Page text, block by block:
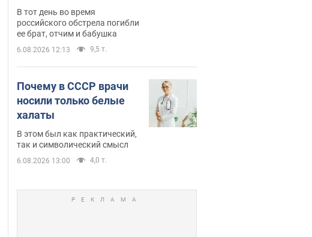
атаки на Сумскую
область. Фото
В тот день во время
российского обстрела погибли
ее брат, отчим и бабушка
6.08.2026 12:13 9,5 т.
Почему в СССР врачи
носили только белые
халаты
В этом был как практический,
так и символический смысл
6.08.2026 13:00 4,0 т.